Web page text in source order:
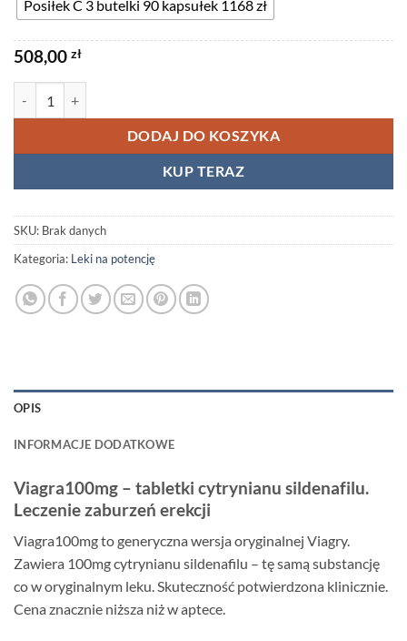
Posiłek C 3 butelki 90 kapsułek 1168 zł
508,00 zł
DODAJ DO KOSZYKA
KUP TERAZ
SKU: Brak danych
Kategoria: Leki na potencję
OPIS
INFORMACJE DODATKOWE
Viagra100mg – tabletki cytrynianu sildenafilu.
Leczenie zaburzeń erekcji
Viagra100mg to generyczna wersja oryginalnej Viagry.
Zawiera 100mg cytrynianu sildenafilu – tę samą substancję
co w oryginalnym leku. Skuteczność potwierdzona klinicznie.
Cena znacznie niższa niż w aptece.